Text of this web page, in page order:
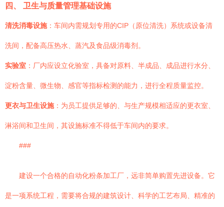
四、 卫生与质量管理基础设施
清洗消毒设施：车间内需规划专用的CIP（原位清洗）系统或设备清
洗间，配备高压热水、蒸汽及食品级消毒剂。
实验室 ：厂内应设立化验室，具备对原料、半成品、成品进行水分、
淀粉含量、微生物、感官等指标检测的能力，进行全程质量监控。
更衣与卫生设施：为员工提供足够的、与生产规模相适应的更衣室、
淋浴间和卫生间，其设施标准不得低于车间内的要求。
###
建设一个合格的自动化粉条加工厂，远非简单购置先进设备。它
是一项系统工程，需要将合规的建筑设计、科学的工艺布局、精准的